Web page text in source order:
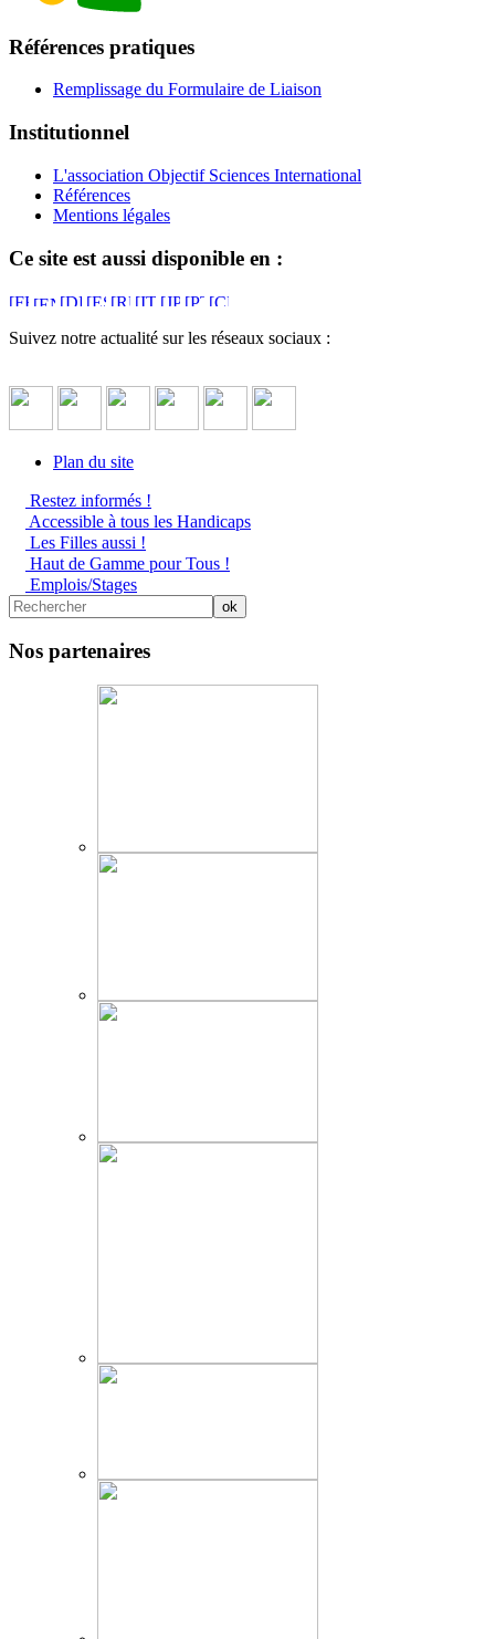
Références pratiques
Remplissage du Formulaire de Liaison
Institutionnel
L'association Objectif Sciences International
Références
Mentions légales
Ce site est aussi disponible en :
Suivez notre actualité sur les réseaux sociaux :
Plan du site
Restez informés !
Accessible à tous les Handicaps
Les Filles aussi !
Haut de Gamme pour Tous !
Emplois/Stages
Nos partenaires